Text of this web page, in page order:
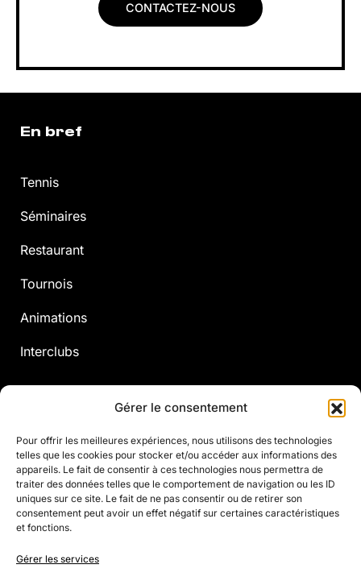
Gérer le consentement
Pour offrir les meilleures expériences, nous utilisons des technologies
telles que les cookies pour stocker et/ou accéder aux informations des
appareils. Le fait de consentir à ces technologies nous permettra de
traiter des données telles que le comportement de navigation ou les ID
uniques sur ce site. Le fait de ne pas consentir ou de retirer son
consentement peut avoir un effet négatif sur certaines caractéristiques
et fonctions.
Gérer les services
CONTACTEZ-NOUS
En bref
Tennis
Séminaires
Restaurant
Tournois
Animations
Interclubs
Prochains événements
Aller plus loin
Justine Henin
Justine Henin Academy